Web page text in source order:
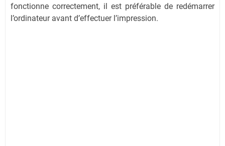
fonctionne correctement, il est préférable de redémarrer
l’ordinateur avant d’effectuer l’impression.